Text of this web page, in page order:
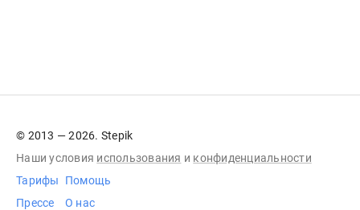
© 2013 — 2026. Stepik
Наши условия использования и конфиденциальности
Тарифы
Прессе
Помощь
О нас